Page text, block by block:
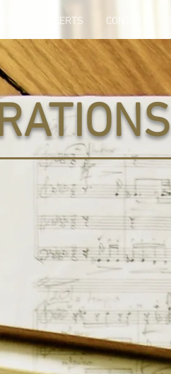
CONCERTS CONTACT